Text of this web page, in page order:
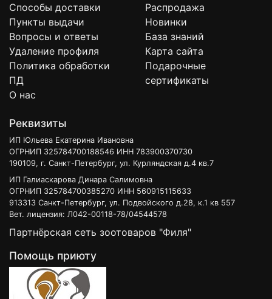
Способы доставки
Пункты выдачи
Вопросы и ответы
Удаление профиля
Политика обработки
ПД
О нас
Распродажа
Новинки
База знаний
Карта сайта
Подарочные
сертификаты
Реквизиты
ИП Юльева Екатерина Ивановна
ОГРНИП 325784700188546 ИНН 783900370730
190109, г. Санкт-Петербург, ул. Курляндская д.4 кв.7
ИП Галиаскарова Динара Салимовна
ОГРНИП 325784700385270 ИНН 560915115633
913313 Санкт-Петербург, ул. Подвойского д.28, к.1 кв 557
Вет. лицензия: Л042-00118-78/04544578
Партнёрская сеть зоотоваров "Филя"
Помощь приюту